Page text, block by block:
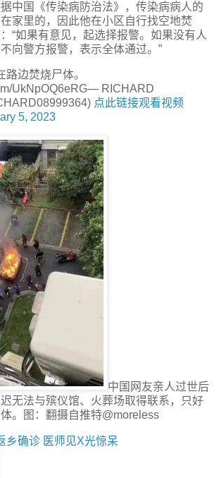
中国《传染病防治法》，传染病病人的
家里的，因此他在小区自行找空地焚
“如果有意见，起选择报警。如果没有人
向警方报警，表示全体通过。”
路边焚烧尸体。
UkNpOQ6eRG— RICHARD
点此链接观看视频
5, 2023
中国网友亲人过世后
无法与殡仪馆、火葬场取得联系，只好
。图：翻摄自推特@moreless
乡确诊 医师见X光惊呆